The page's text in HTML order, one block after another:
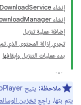
إنشاء DownloadService
إنشاء DownloadManager
إضافة عملية تنزيل
تجري إزالة المحتوى الذي تم
بدء عمليات التنزيل وإيقافها
ملاحظة:
يتم بثها، راجِع تخزين